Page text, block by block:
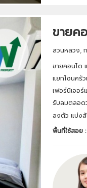
ขายค
สวนหลวง,
ขายคอนโด
แยกโซนครั
เฟอร์นิเจอ
รับลมตลอด
ลงตัว แบ่งสั
พื้นที่ใช้สอย :